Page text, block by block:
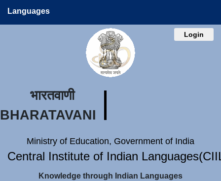
Languages
Login
भारतवाणी
BHARATAVANI
Ministry of Education, Government of India
Central Institute of Indian
Knowledge through Indian Languages